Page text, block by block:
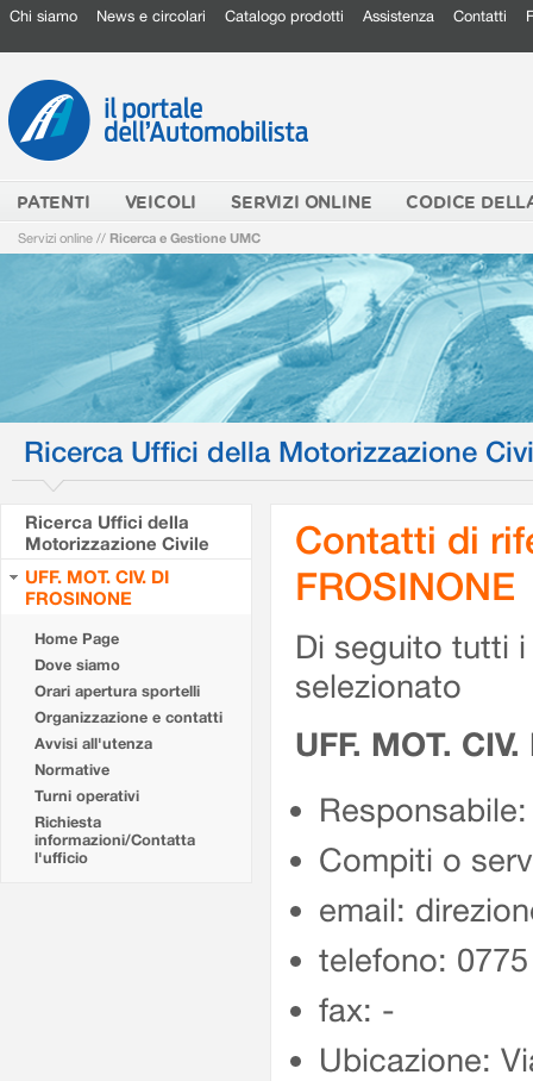
Chi siamo News e circolari Catalogo prodotti Assistenza Contatti
PATENTI VEICOLI SERVIZI ONLINE CODICE
Servizi online // Ricerca e Gestione UMC
Ricerca Uffici della Motorizzazione
Ricerca Uffici della
Motorizzazione Civile
UFF. MOT. CIV. DI
FROSINONE
Home Page
Dove siamo
Orari apertura sportelli
Organizzazione e contatti
Avvisi all'utenza
Normative
Turni operativi
Richiesta
informazioni/Contatta
l'ufficio
Contatti di
FROSINONE
Di seguito tutti
selezionato
UFF. MOT.
Compiti o
email:
telefono:
fax: -
Ubicazione: